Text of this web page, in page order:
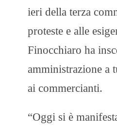
ieri della terza
proteste e alle
Finocchiaro ha
amministrazione a
ai commercianti.
“Oggi si è